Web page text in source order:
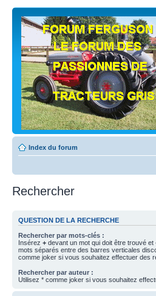
Index du forum
Rechercher
QUESTION DE LA RECHERCHE
Rechercher par mots-clés :
Insérez + devant un mot qui doit être trouvé et
mots séparés entre des barres verticales
comme joker si vous souhaitez effectuer des
Rechercher par auteur :
Utilisez * comme joker si vous souhaitez